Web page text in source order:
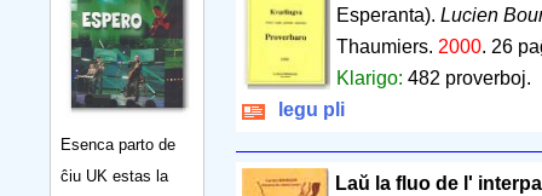
Esenca parto de
ĉiu UK estas la
Esperanta). Lucien
Thaumiers. 2000. 26
Klarigo: 482 proverboj.
legu pli
Laŭ la fluo de l'